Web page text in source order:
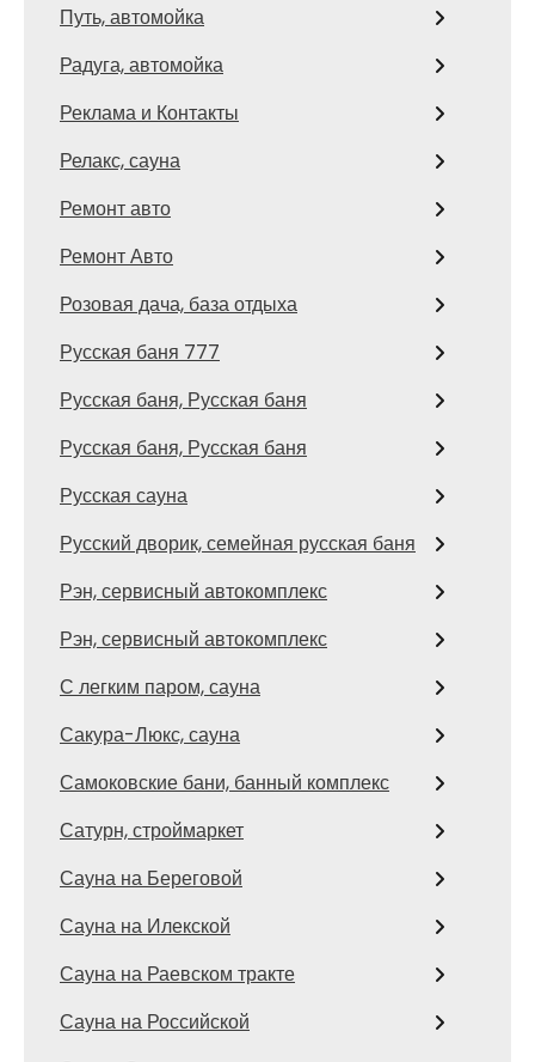
Путь, автомойка
Радуга, автомойка
Реклама и Контакты
Релакс, сауна
Ремонт авто
Ремонт Авто
Розовая дача, база отдыха
Русская баня 777
Русская баня, Русская баня
Русская баня, Русская баня
Русская сауна
Русский дворик, семейная русская баня
Рэн, сервисный автокомплекс
Рэн, сервисный автокомплекс
С легким паром, сауна
Сакура-Люкс, сауна
Самоковские бани, банный комплекс
Сатурн, строймаркет
Сауна на Береговой
Сауна на Илекской
Сауна на Раевском тракте
Сауна на Российской